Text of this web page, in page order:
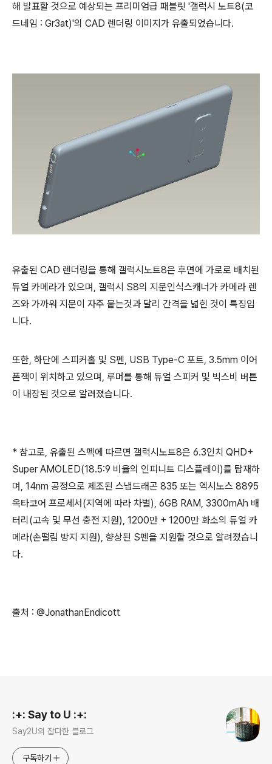
해 발표할 것으로 예상되는 프리미엄급 패블릿 '갤럭시 노트8(코
드네임 : Gr3at)'의 CAD 렌더링 이미지가 유출되었습니다.
유출된 CAD 렌더링을 통해 갤럭시노트8은 후면에 가로로 배치된
듀얼 카메라가 있으며, 갤럭시 S8의 지문인식스캐너가 카메라 렌
즈와 가까워 지문이 자주 뭍는것과 달리 간격을 넓힌 것이 특징입
니다.
또한, 하단에 스피커홀 및 S펜, USB Type-C 포트, 3.5mm 이어
폰잭이 위치하고 있으며, 루머를 통해 듀얼 스피커 및 빅스비 버튼
이 내장된 것으로 알려졌습니다.
* 참고로, 유출된 스펙에 따르면 갤럭시노트8은 6.3인치 QHD+
Super AMOLED(18.5:9 비율의 인피니트 디스플레이)를 탑재하
며, 14nm 공정으로 제조된 스냅드래곤 835 또는 엑시노스 8895
옥타코어 프로세서(지역에 따라 차별), 6GB RAM, 3300mAh 배
터리(고속 및 무선 충전 지원), 1200만 + 1200만 화소의 듀얼 카
메라(손떨림 방지 지원), 향상된 S펜을 지원할 것으로 알려졌습니
다.
출처 : @JonathanEndicott
:+: Say to U :+:
Say2U의 잡다한 블로그
구독하기